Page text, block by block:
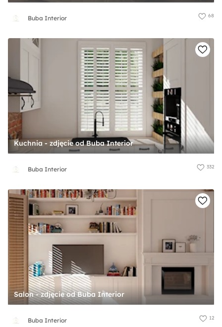
Buba Interior 68
Kuchnia - zdjęcie od Buba Interior
Buba Interior 332
Salon - zdjęcie od Buba Interior
Buba Interior 12